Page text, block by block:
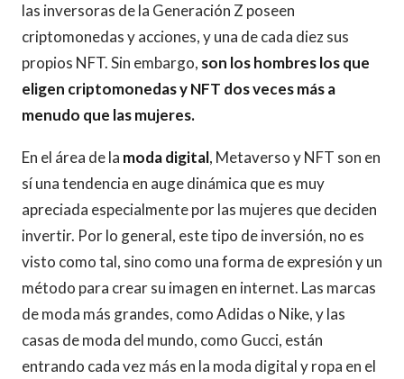
las inversoras de la Generación Z poseen
criptomonedas y acciones, y una de cada diez sus
propios NFT. Sin embargo, son los hombres los que
eligen criptomonedas y NFT dos veces más a
menudo que las mujeres.
En el área de la moda digital, Metaverso y NFT son en
sí una tendencia en auge dinámica que es muy
apreciada especialmente por las mujeres que deciden
invertir. Por lo general, este tipo de inversión, no es
visto como tal, sino como una forma de expresión y un
método para crear su imagen en internet. Las marcas
de moda más grandes, como Adidas o Nike, y las
casas de moda del mundo, como Gucci, están
entrando cada vez más en la moda digital y ropa en el